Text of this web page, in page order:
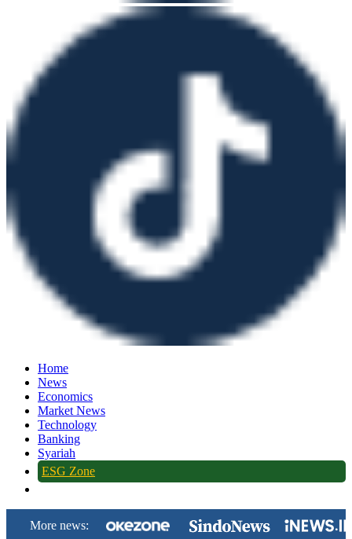
Home
News
Economics
Market News
Technology
Banking
Syariah
ESG Zone
More news: